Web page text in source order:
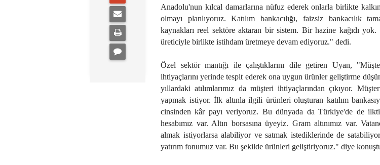
Anadolu'nun kılcal damarlarına nüfuz ederek onlarla birlikte
olmayı planlıyoruz. Katılım bankacılığı, faizsiz bankacılık
kaynakları reel sektöre aktaran bir sistem. Bir hazine kağıdı yok.
üreticiyle birlikte istihdam üretmeye devam ediyoruz." dedi.
Özel sektör mantığı ile çalıştıklarını dile getiren Uyan,
ihtiyaçlarını yerinde tespit ederek ona uygun ürünler geliştirme
yıllardaki atılımlarımız da müşteri ihtiyaçlarından çıkıyor.
yapmak istiyor. İlk altınla ilgili ürünleri oluşturan katılım
cinsinden kâr payı veriyoruz. Bu dünyada da Türkiye'de de
hesabımız var. Altın borsasına üyeyiz. Gram altınımız var.
almak istiyorlarsa alabiliyor ve satmak istediklerinde de
yatırım fonumuz var. Bu şekilde ürünleri geliştiriyoruz." diye